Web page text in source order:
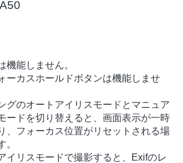
機能しません。
ーカスホールドボタンは機能しませ
グのオートアイリスモードとマニュア
ードを切り替えると、画面表示が一時
、フォーカス位置がリセットされる場
。
イリスモードで撮影すると、Exifのレ